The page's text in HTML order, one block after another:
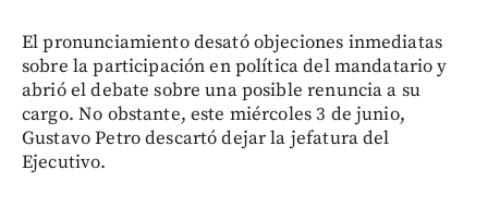
El pronunciamiento desató objeciones inmediatas
sobre la participación en política del mandatario y
abrió el debate sobre una posible renuncia a su
cargo. No obstante, este miércoles 3 de junio,
Gustavo Petro descartó dejar la jefatura del
Ejecutivo.